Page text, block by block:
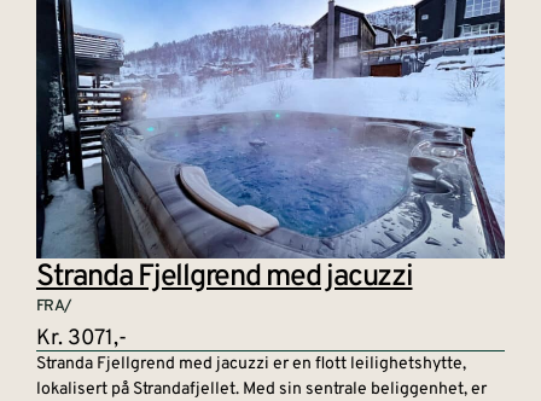
Stranda Fjellgrend med jacuzzi
FRA/
Kr. 3071,-
Stranda Fjellgrend med jacuzzi er en flott leilighetshytte,
lokalisert på Strandafjellet. Med sin sentrale beliggenhet, er